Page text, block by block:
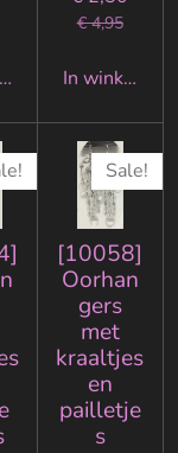
€ 4,95
In
Sale!
[10058]
Oorhan
gers
met
kraaltjes
en
pailletje
s